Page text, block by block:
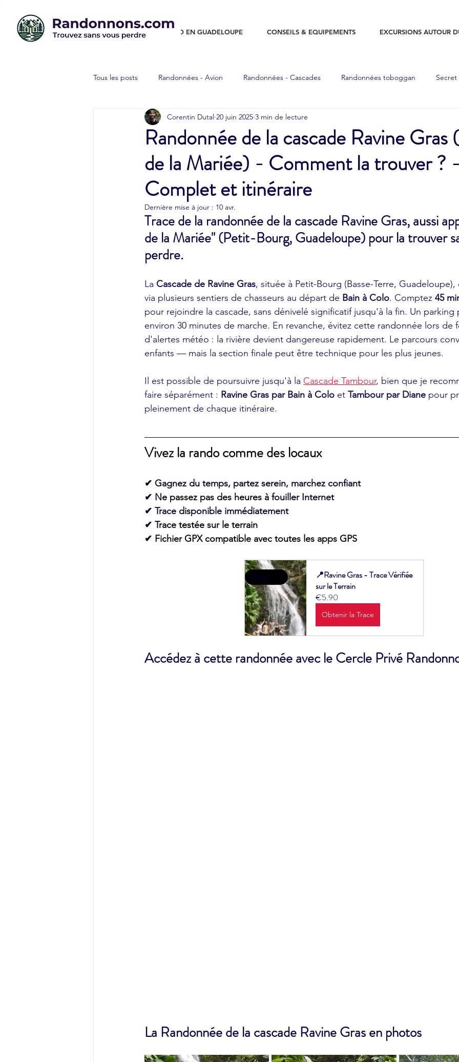
RANDO EN GUADELOUPE CONSEILS & EQUIPEMENTS EXCURSIONS AUTOUR
Tous les posts Randonnées - Avion Randonnées - Cascades Randonnées toboggan Secret
Randonnées - Canyon Randonnées - Sommet Piscine naturelle
Randonnées autour du monde Equipements Guadeloupe Plage Roches gravées
Randonnée de la cascade Ravine Gras
de la Mariée) - Comment la trouver ?
Complet et itinéraire
Corentin Dutal 20 juin 2025 3 min de lecture
Dernière mise à jour : 10 avr.
Trace de la randonnée de la cascade Ravine Gras, aussi
de la Mariée" (Petit-Bourg, Guadeloupe) pour la trouver
perdre.
La Cascade de Ravine Gras, située à Petit-Bourg (Basse-Terre,
via plusieurs sentiers de chasseurs au départ de Bain à Colo. Comptez 45
pour rejoindre la cascade, sans dénivelé significatif jusqu'à la fin. Un
environ 30 minutes de marche. En revanche, évitez cette randonnée lors
d'alertes météo : la rivière devient dangereuse rapidement. Le parcours
enfants — mais la section finale peut être technique pour les plus jeunes.
Il est possible de poursuivre jusqu'à la Cascade Tambour, bien que je
faire séparément : Ravine Gras par Bain à Colo et Tambour par Diane pour
pleinement de chaque itinéraire.
Vivez la rando comme des locaux
✔ Gagnez du temps, partez serein, marchez confiant
✔ Ne passez pas des heures à fouiller Internet
✔ Trace disponible immédiatement
✔ Trace testée sur le terrain
✔ Fichier GPX compatible avec toutes les apps GPS
Coup de Coeur
📍Ravine Gras - Trace Vérifiée
sur le Terrain
€5.90
Obtenir la Trace
Accédez à cette randonnée avec le Cercle Privé
La Randonnée de la cascade Ravine Gras en photos